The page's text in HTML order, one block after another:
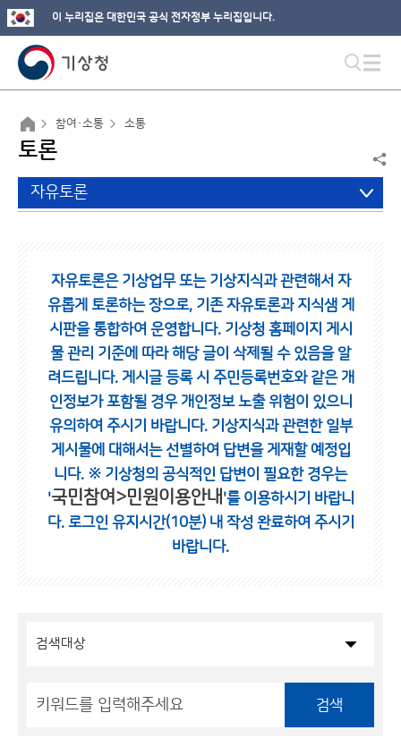
이 누리집은 대한민국 공식 전자정부 누리집입니다.
참여·소통 소통
토론
자유토론
자유토론은 기상업무 또는 기상지식과 관련해서 자
유롭게 토론하는 장으로, 기존 자유토론과 지식샘 게
시판을 통합하여 운영합니다. 기상청 홈페이지 게시
물 관리 기준에 따라 해당 글이 삭제될 수 있음을 알
려드립니다. 게시글 등록 시 주민등록번호와 같은 개
인정보가 포함될 경우 개인정보 노출 위험이 있으니
유의하여 주시기 바랍니다. 기상지식과 관련한 일부
게시물에 대해서는 선별하여 답변을 게재할 예정입
니다. ※ 기상청의 공식적인 답변이 필요한 경우는
'국민참여>민원이용안내 '를 이용하시기 바랍니
다. 로그인 유지시간(10분) 내 작성 완료하여 주시기
바랍니다.
검색